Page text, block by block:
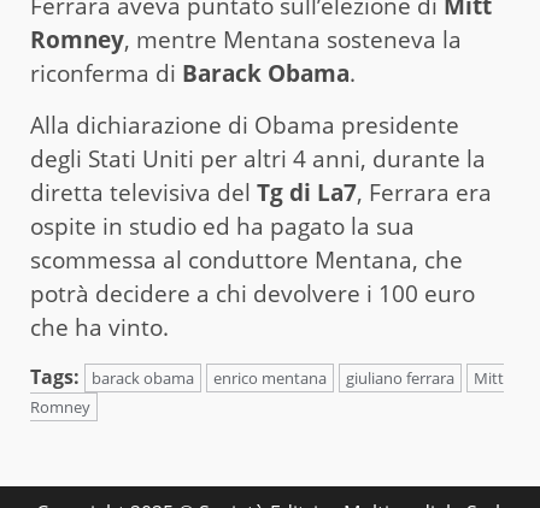
Romney, mentre Mentana sosteneva la
riconferma di Barack Obama.
Alla dichiarazione di Obama presidente
degli Stati Uniti per altri 4 anni, durante la
diretta televisiva del Tg di La7, Ferrara era
ospite in studio ed ha pagato la sua
scommessa al conduttore Mentana, che
potrà decidere a chi devolvere i 100 euro
che ha vinto.
Tags: barack obama enrico mentana giuliano ferrara
Mitt
Romney